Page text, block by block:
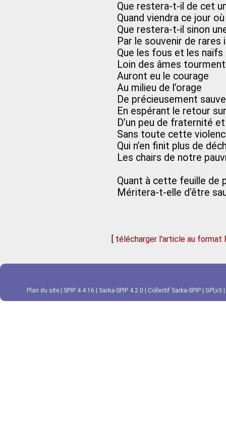
Que restera-t-il de cet
Quand viendra ce jour
Que restera-t-il sinon
Par le souvenir de rares
Que les fous et les naïfs
Loin des âmes
Auront eu le courage
Au milieu de l’orage
De précieusement
En espérant le retour
D’un peu de fraternité et
Sans toute cette
Qui n’en finit plus de
Les chairs de notre
Quant à cette feuille de
Méritera-t-elle d’être
[ télécharger l'article au format
Plan du site SPIP 4.4.16 Sarka-SPIP 4.2.0 Collectif Sarka-SPIP GPLv3